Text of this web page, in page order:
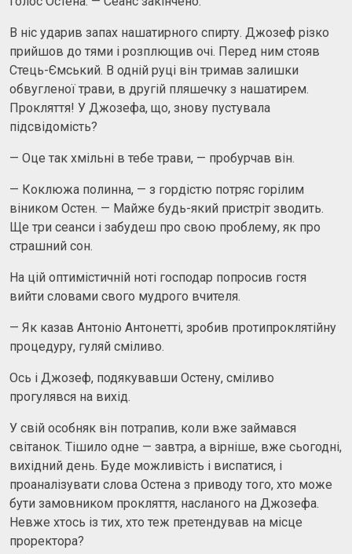
В ніс ударив запах нашатирного спирту. Джозеф різко
прийшов до тями і розплющив очі. Перед ним стояв
Стець-Ємський. В одній руці він тримав залишки
обвугленої трави, в другій пляшечку з нашатирем.
Прокляття! У Джозефа, що, знову пустувала
підсвідомість?
— Оце так хмільні в тебе трави, — пробурчав він.
— Коклюжа полинна, — з гордістю потряс горілим
віником Остен. — Майже будь-який пристріт зводить.
Ще три сеанси і забудеш про свою проблему, як про
страшний сон.
На цій оптимістичній ноті господар попросив гостя
вийти словами свого мудрого вчителя.
— Як казав Антоніо Антонетті, зробив протипроклятійну
процедуру, гуляй сміливо.
Ось і Джозеф, подякувавши Остену, сміливо
прогулявся на вихід.
У свій особняк він потрапив, коли вже займався
світанок. Тішило одне — завтра, а вірніше, вже сьогодні,
вихідний день. Буде можливість і виспатися, і
проаналізувати слова Остена з приводу того, хто може
бути замовником прокляття, насланого на Джозефа.
Невже хтось із тих, хто теж претендував на місце
проректора?